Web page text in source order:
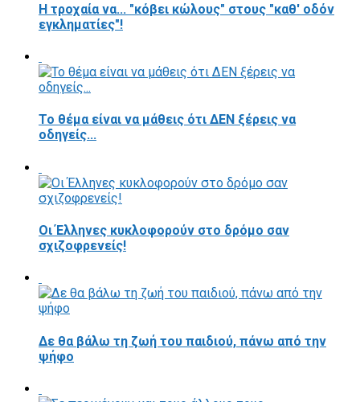
Η τροχαία να... "κόβει κώλους" στους "καθ' οδόν
εγκληματίες"!
Το θέμα είναι να μάθεις ότι ΔΕΝ ξέρεις να
οδηγείς...
Οι Έλληνες κυκλοφορούν στο δρόμο σαν
σχιζοφρενείς!
Δε θα βάλω τη ζωή του παιδιού, πάνω από την
ψήφο